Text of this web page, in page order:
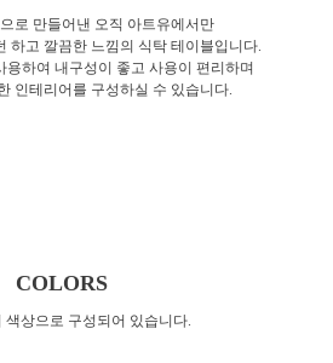
로 만들어낸 오직 아트유에서만
하고 깔끔한 느낌의 식탁 테이블입니다.
용하여 내구성이 좋고 사용이 편리하며
인테리어를 구성하실 수 있습니다.
COLORS
색상으로 구성되어 있습니다.